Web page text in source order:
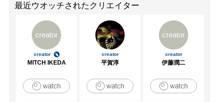
最近ウオッチされたクリエイター
creator
creator
MITCH IKEDA
creator
平賀淳
creator
creator
伊藤潤二